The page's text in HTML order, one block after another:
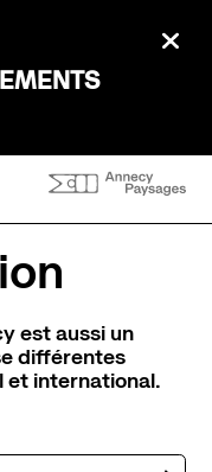
est aussi un
différentes
et international.